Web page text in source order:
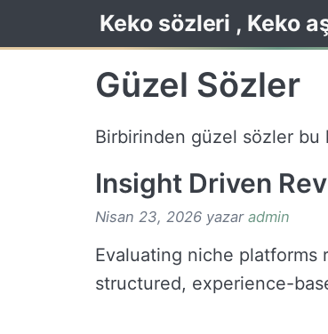
atla
Keko sözleri , Keko
Güzel Sözler
Birbirinden güzel sözler bu
Insight Driven
Nisan 23, 2026 yazar admin
Evaluating niche platforms
structured, experience-